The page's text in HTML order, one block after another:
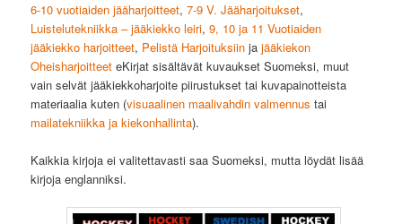
6-10 vuotiaiden jääharjoitteet,7-9 V. Jääharjoitukset,
Luistelutekniikka – jääkiekko leiri,9, 10 ja 11 Vuotiaiden
jääkiekko harjoitteet, Pelistä Harjoituksiinjajääkiekon
Oheisharjoitteet eKirjat sisältävät kuvaukset Suomeksi, muut
vain selvät jääkiekkoharjoite piirustukset tai kuvapainotteista
materiaalia kuten (visuaalinen maalivahdin valmennustai
mailatekniikka ja kiekonhallinta).
Kaikkia kirjoja ei valitettavasti saa Suomeksi, mutta löydät lisää
kirjoja englanniksi.